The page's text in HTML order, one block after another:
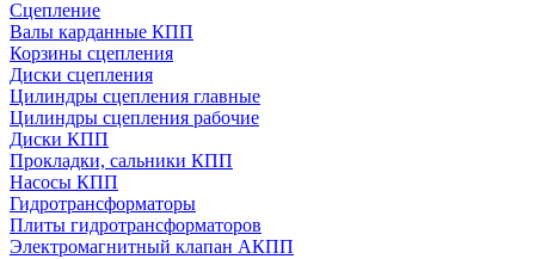
Сцепление
Валы карданные КПП
Корзины сцепления
Диски сцепления
Цилиндры сцепления главные
Цилиндры сцепления рабочие
Диски КПП
Прокладки, сальники КПП
Насосы КПП
Гидротрансформаторы
Плиты гидротрансформаторов
Электромагнитный клапан АКПП